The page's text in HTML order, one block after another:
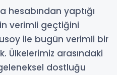
hesabından yaptığı
verimli geçtiğini
ile bugün verimli bir
Ülkelerimiz arasındaki
dostluğu